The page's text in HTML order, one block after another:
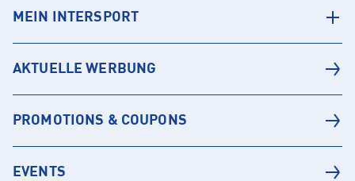
MEIN INTERSPORT
AKTUELLE WERBUNG
PROMOTIONS & COUPONS
EVENTS